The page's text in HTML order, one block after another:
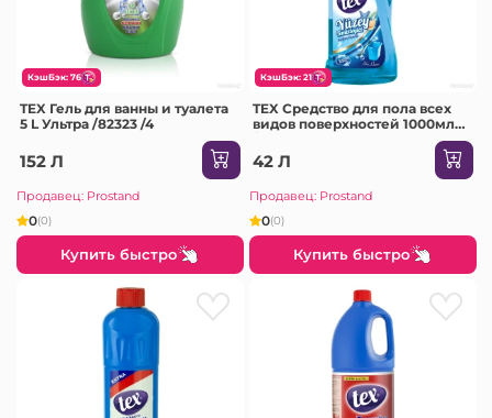
КэшБэк: 76
TEX Гель для ванны и туалета
5 L Ультра /82323 /4
152 Л
Продавец: Prostand
0(0)
Купить быстро
КэшБэк: 21
TEX Средство для пола всех
видов поверхностей 1000мл
42 Л
Продавец: Prostand
0(0)
Купить быстро